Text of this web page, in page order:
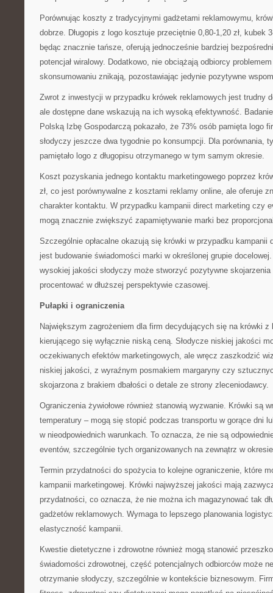
Porównując koszty z tradycyjnymi gadżetami reklamowymu,
dobrze. Długopis z logo kosztuje przeciętnie 0,80-1,20 zł, kubek
będąc znacznie tańsze, oferują jednocześnie bardziej
potencjał wiralowy. Dodatkowo, nie obciążają odbiorcy
skonsumowaniu znikają, pozostawiając jedynie pozytywne
Zwrot z inwestycji w przypadku krówek reklamowych jest trudny
ale dostępne dane wskazują na ich wysoką efektywność.
Polską Izbę Gospodarczą pokazało, że 73% osób pamięta logo
słodyczy jeszcze dwa tygodnie po konsumpcji. Dla porównania,
pamiętało logo z długopisu otrzymanego w tym samym okresie.
Koszt pozyskania jednego kontaktu marketingowego poprzez
zł, co jest porównywalne z kosztami reklamy online, ale oferuje
charakter kontaktu. W przypadku kampanii direct marketing czy
mogą znacznie zwiększyć zapamiętywanie marki bez
Szczególnie opłacalne okazują się krówki w przypadku kampanii
jest budowanie świadomości marki w określonej grupie
wysokiej jakości słodyczy może stworzyć pozytywne
procentować w dłuższej perspektywie czasowej.
Pułapki i ograniczenia
Największym zagrożeniem dla firm decydujących się na krówki z
kierującego się wyłącznie niską ceną. Słodycze niskiej jakości
oczekiwanych efektów marketingowych, ale wręcz zaszkodzić
niskiej jakości, z wyraźnym posmakiem margaryny czy
skojarzona z brakiem dbałości o detale ze strony zleceniodawcy.
Ograniczenia żywiołowe również stanowią wyzwanie. Krówki są
temperatury – mogą się stopić podczas transportu w gorące dni
w nieodpowiednich warunkach. To oznacza, że nie są
eventów, szczególnie tych organizowanych na zewnątrz w
Termin przydatności do spożycia to kolejne ograniczenie, które
kampanii marketingowej. Krówki najwyższej jakości mają
przydatności, co oznacza, że nie można ich magazynować tak
gadżetów reklamowych. Wymaga to lepszego planowania
elastyczność kampanii.
Kwestie dietetyczne i zdrowotne również mogą stanowić
świadomości zdrowotnej, część potencjalnych odbiorców może
otrzymanie słodyczy, szczególnie w kontekście biznesowym.